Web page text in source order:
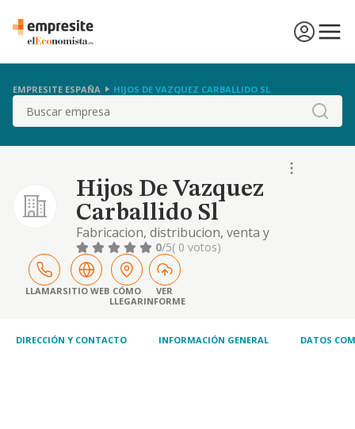
EMPRESITE ESPAÑA HIJOS DE VAZQUEZ CARBALLIDO SL
Buscar
Hijos De Vazquez
Carballido Sl
Fabricacion, distribucion, venta y
representacion de cualquier tipo de
producto de relojeria
0/5( 0 votos)
LLAMARSITIO WEB CÓMO
LLEGAR
VER
INFORME
DIRECCIÓN Y CONTACTO INFORMACIÓN GENERAL DATOS